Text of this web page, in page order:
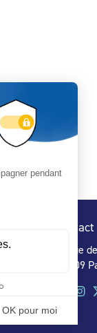
Contact
32 rue
75 009